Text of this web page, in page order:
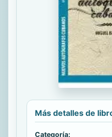
Más detalles de
Categoría: